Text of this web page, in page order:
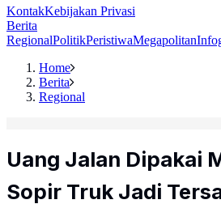
KontakKebijakan Privasi
Berita
RegionalPolitikPeristiwaMegapolitan
Home
Berita
Regional
Uang Jalan Dipakai
Sopir Truk Jadi